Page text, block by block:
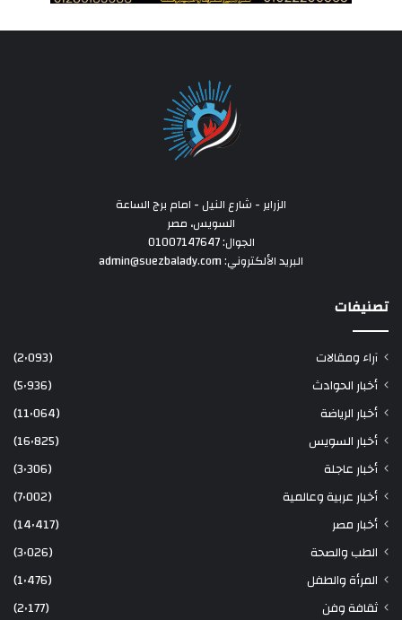
الزراير - شارع النيل - امام برج الساعة
السويس، مصر
الجوال: 01007147647
البريد الألكتروني: admin@suezbalady.com
تصنيفات
آراء ومقالات
(2٬093)
أخبار الحوادث
(5٬936)
أخبار الرياضة
(11٬064)
أخبار السويس
(16٬825)
أخبار عاجلة
(3٬306)
أخبار عربية وعالمية
(7٬002)
أخبار مصر
(14٬417)
الطب والصحة
(3٬026)
المرأة والطفل
(1٬476)
ثقافة وفن
(2٬177)